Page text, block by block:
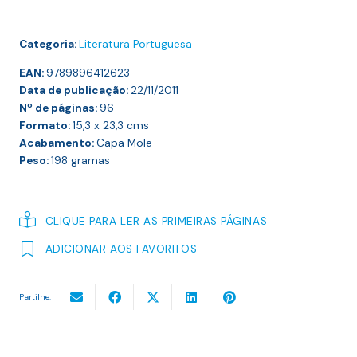
Categoria:Literatura Portuguesa
EAN:9789896412623
Data de publicação:22/11/2011
Nº de páginas:96
Formato:15,3 x 23,3 cms
Acabamento:Capa Mole
Peso:198 gramas
CLIQUE PARA LER AS PRIMEIRAS PÁGINAS
ADICIONAR AOS FAVORITOS
Partilhe: